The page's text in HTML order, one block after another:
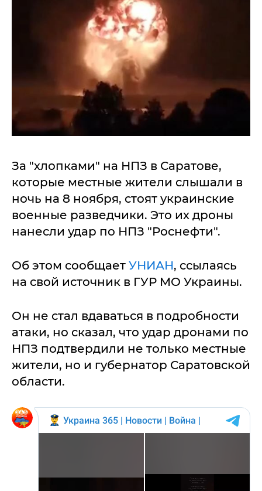
За "хлопками" на НПЗ в Саратове,
которые местные жители слышали в
ночь на 8 ноября, стоят украинские
военные разведчики. Это их дроны
нанесли удар по НПЗ "Роснефти".
Об этом сообщает УНИАН, ссылаясь
на свой источник в ГУР МО Украины.
Он не стал вдаваться в подробности
атаки, но сказал, что удар дронами по
НПЗ подтвердили не только местные
жители, но и губернатор Саратовской
области.